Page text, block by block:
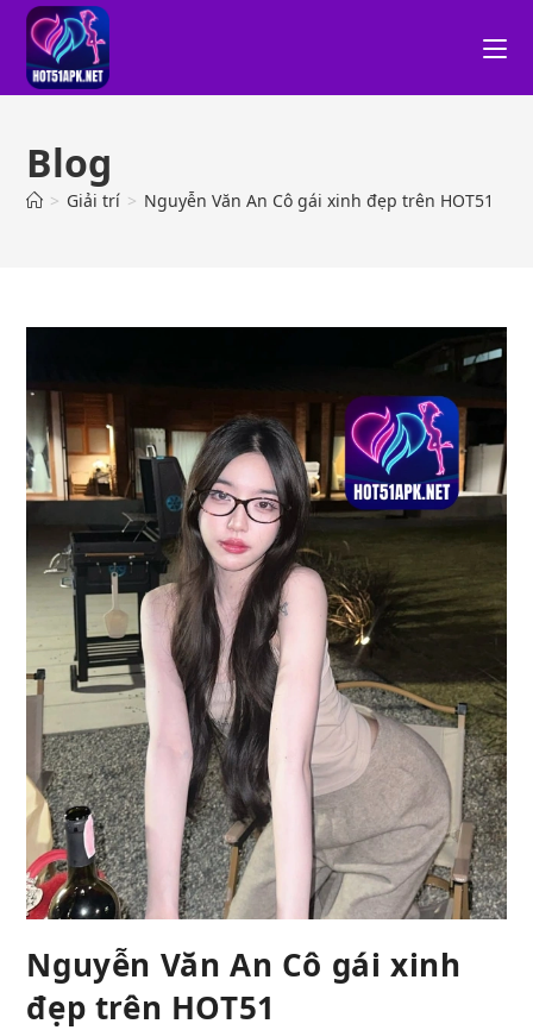
Blog
> Giải trí > Nguyễn Văn An Cô gái xinh đẹp trên HOT51
Nguyễn Văn An Cô gái xinh
đẹp trên HOT51